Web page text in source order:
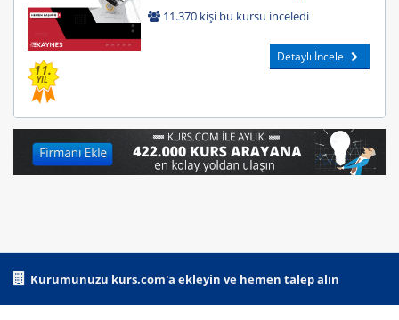
11.
YIL
11.370 kişi bu kursu inceledi
Detaylı İncele
Kurumunuzu kurs.com'a ekleyin ve hemen talep alın